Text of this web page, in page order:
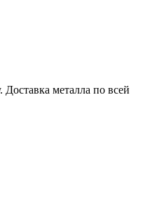
металла по всей